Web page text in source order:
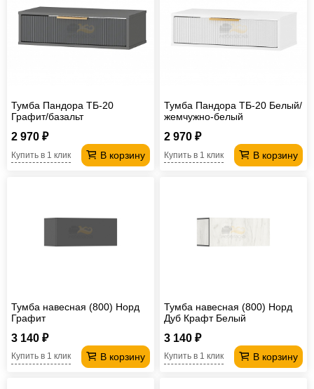
Тумба Пандора ТБ-20
Графит/базальт
2 970 ₽
В корзину
Купить в 1 клик
Тумба Пандора ТБ-20 Белый/
жемчужно-белый
2 970 ₽
В корзину
Купить в 1 клик
Тумба навесная (800) Норд
Графит
3 140 ₽
В корзину
Купить в 1 клик
Тумба навесная (800) Норд
Дуб Крафт Белый
3 140 ₽
В корзину
Купить в 1 клик